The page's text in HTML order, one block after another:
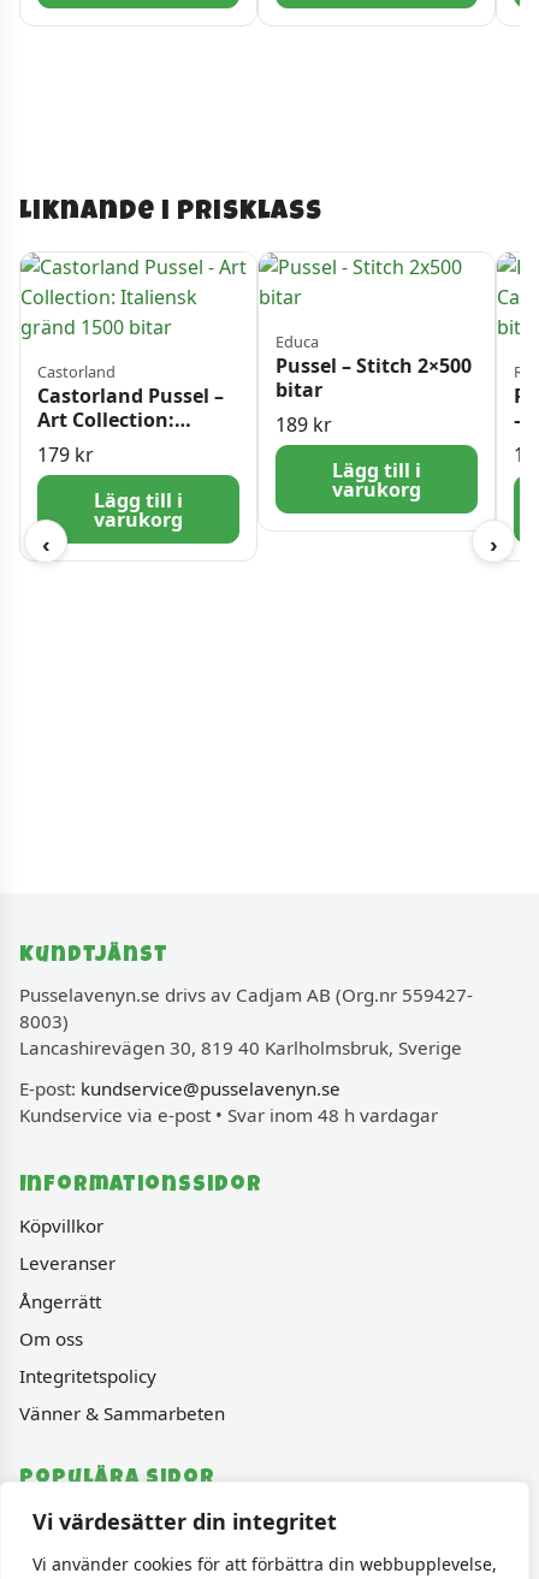
Vi värdesätter din integritet
Vi använder cookies för att förbättra din webbupplevelse,
Liknande i prisklass
‹
Castorland
Castorland Pussel –
Art Collection:
Italiensk gränd 1500
bitar
179 kr
Lägg till i
varukorg
Educa
Pussel – Stitch 2×500
bitar
189 kr
Lägg till i
varukorg
–
›
Kundtjänst
Pusselavenyn.se drivs av Cadjam AB (Org.nr 559427-
8003)
Lancashirevägen 30, 819 40 Karlholmsbruk, Sverige
E-post: kundservice@pusselavenyn.se
Kundservice via e-post • Svar inom 48 h vardagar
Informationssidor
Köpvillkor
Leveranser
Ångerrätt
Om oss
Integritetspolicy
Vänner & Sammarbeten
Populära sidor
Varumärken
Fyndhörnan